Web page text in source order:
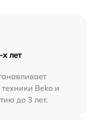
лет
Beko и
до 3 лет.